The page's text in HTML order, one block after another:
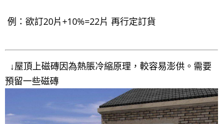
例：欲訂20片+10%=22片 再行定訂貨
↓屋頂上磁磚因為熱脹冷縮原理，較容易澎供。需要
預留一些磁磚